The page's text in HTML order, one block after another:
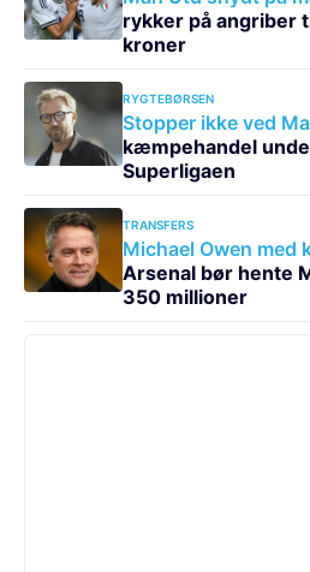
rykker på angriber
kroner
RYGTEBØRSEN
Stopper ikke ved
kæmpehandel
Superligaen
TRANSFERS
Michael Owen med
Arsenal bør hente
350 millioner